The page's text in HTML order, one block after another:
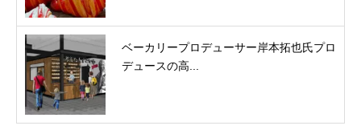
ベーカリープロデューサー岸本拓也氏プロ
デュースの高...